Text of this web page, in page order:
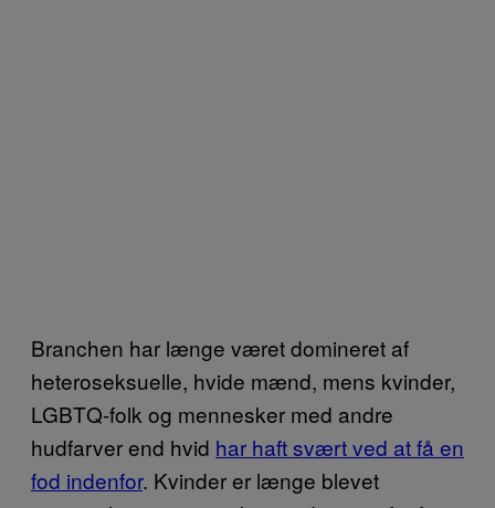
Branchen har længe været domineret af
heteroseksuelle, hvide mænd, mens kvinder,
LGBTQ-folk og mennesker med andre
hudfarver end hvid har haft svært ved at få en
fod indenfor. Kvinder er længe blevet